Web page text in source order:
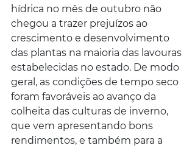
hídrica no mês de outubro não
chegou a trazer prejuízos ao
crescimento e desenvolvimento
das plantas na maioria das lavouras
estabelecidas no estado. De modo
geral, as condições de tempo seco
foram favoráveis ao avanço da
colheita das culturas de inverno,
que vem apresentando bons
rendimentos, e também para a